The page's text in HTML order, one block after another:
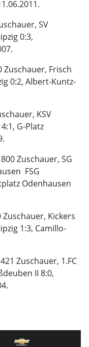
SV
0:3,
Zuschauer, Frisch
0:2, Albert-Kuntz-
KSV
G-Platz
Zuschauer, SG
 FSG
Odenhausen
Zuschauer, Kickers
1:3, Camillo-
Zuschauer, 1.FC
II 8:0,